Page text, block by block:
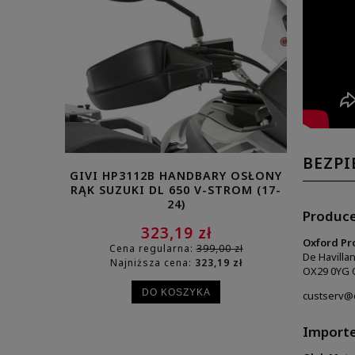
GIVI HP3112B HANDBARY OSŁONY
RĄK SUZUKI DL 650 V-STROM (17-
24)
323,19 zł
Cena regularna:399,00 zł
Najniższa cena: 323,19 zł
DO KOSZYKA
Oxford
De
OX29